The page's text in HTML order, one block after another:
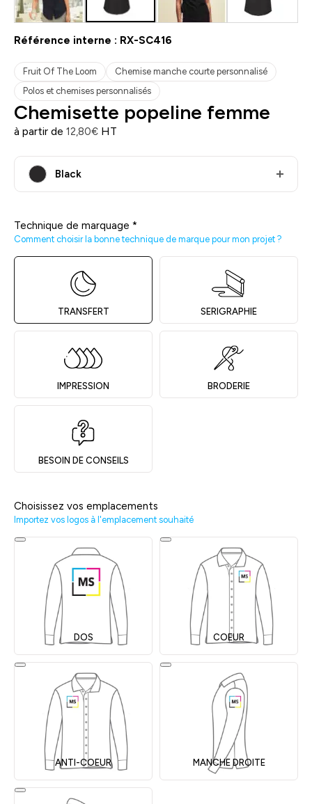
Référence interne : RX-SC416
Fruit Of The Loom
Chemise manche courte personnalisé
Polos et chemises personnalisés
Chemisette popeline femme
à partir de 12,80€ HT
Black
Technique de marquage *
Comment choisir la bonne technique de marque pour mon projet ?
TRANSFERT SERIGRAPHIE
IMPRESSION BRODERIE
BESOIN DE CONSEILS
Choisissez vos emplacements
Importez vos logos à l'emplacement souhaité
DOS COEUR
ANTI-COEUR MANCHE DROITE